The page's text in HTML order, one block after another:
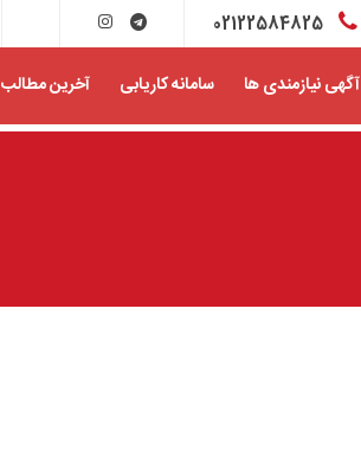
02122584825
آگهی نیازمندی ها سامانه کاریابی آخرین مطالب